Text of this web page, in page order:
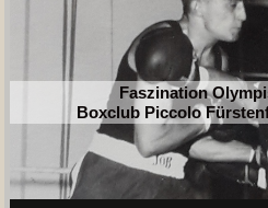
Faszination
Boxclub Piccolo